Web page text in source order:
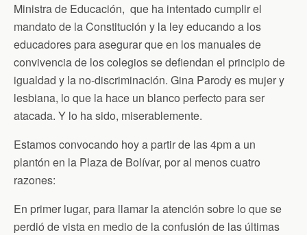
Ministra de Educación, que ha intentado cumplir el
mandato de la Constitución y la ley educando a los
educadores para asegurar que en los manuales de
convivencia de los colegios se defiendan el principio de
igualdad y la no-discriminación. Gina Parody es mujer y
lesbiana, lo que la hace un blanco perfecto para ser
atacada. Y lo ha sido, miserablemente.
Estamos convocando hoy a partir de las 4pm a un
plantón en la Plaza de Bolívar, por al menos cuatro
razones:
En primer lugar, para llamar la atención sobre lo que se
perdió de vista en medio de la confusión de las últimas